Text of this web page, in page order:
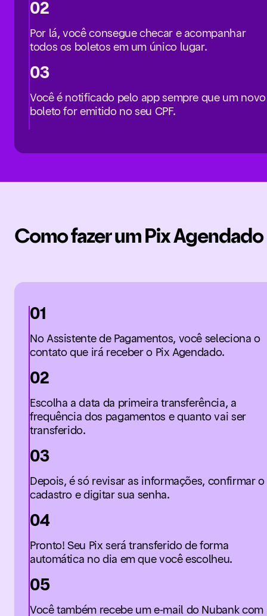
02
Por lá, você consegue checar e acompanhar
todos os boletos em um único lugar.
03
Você é notificado pelo app sempre que um novo
boleto for emitido no seu CPF.
Como fazer um Pix Agendado
01
No Assistente de Pagamentos, você seleciona o
contato que irá receber o Pix Agendado.
02
Escolha a data da primeira transferência, a
frequência dos pagamentos e quanto vai ser
transferido.
03
Depois, é só revisar as informações, confirmar o
cadastro e digitar sua senha.
04
Pronto! Seu Pix será transferido de forma
automática no dia em que você escolheu.
05
Você também recebe um e-mail do Nubank com